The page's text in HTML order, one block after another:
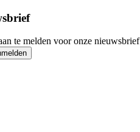
te melden voor onze nieuwsbrief